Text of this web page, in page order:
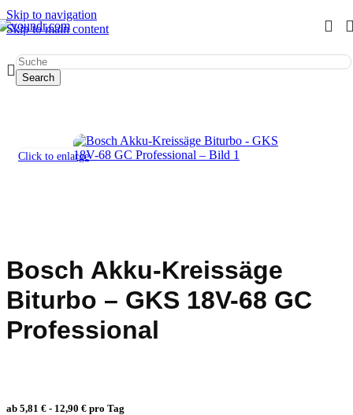
Skip to navigation
Skip to main content
Search
Start/ Werkzeug mieten
Click to enlarge
Bosch Akku-Kreissäge
Biturbo – GKS 18V-68 GC
Professional
ab 5,81 € - 12,90 € pro Tag